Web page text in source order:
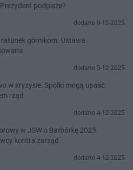
podpisze?
dodano 9-12-2025
ratunek górnikom. Ustawa
dodano 5-12-2025
w kryzysie. Spółki mogą upaść.
rząd
dodano 4-12-2025
w JSW o Barbórkę 2025.
kontra zarząd
dodano 4-12-2025